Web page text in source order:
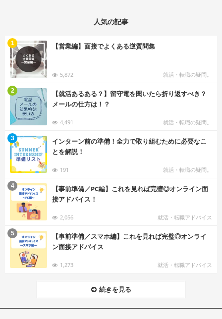
人気の記事
【営業編】面接でよくある逆質問集
5,872 就活・転職の疑問。
1
【就活あるある？】留守電を聞いたら折り返すべき？
メールの仕方は！？
4,491 就活・転職の疑問。
2
インターン前の準備！全力で取り組むために必要なこ
とを解説！
191 就活・転職の疑問。
3
【事前準備／PC編】これを見れば完璧◎オンライン面
接アドバイス！
2,056 就活・転職アドバイス
4
【事前準備／スマホ編】これを見れば完璧◎オンライ
ン面接アドバイス
1,273 就活・転職アドバイス
5
続きを見る